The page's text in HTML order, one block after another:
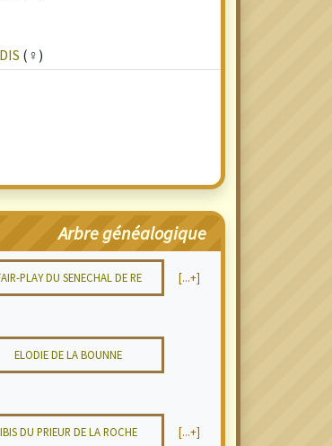
(♀)
Arbre généalogique
PLAY DU SENECHAL DE RE [...+]
ELODIE DE LA BOUNNE
IBIS DU PRIEUR DE LA ROCHE [...+]